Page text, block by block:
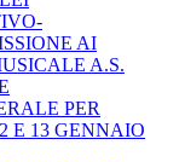
AI
A.S.
PER
E 13 GENNAIO